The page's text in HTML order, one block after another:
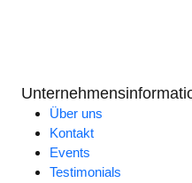
Über uns
Kontakt
Events
Testimonials